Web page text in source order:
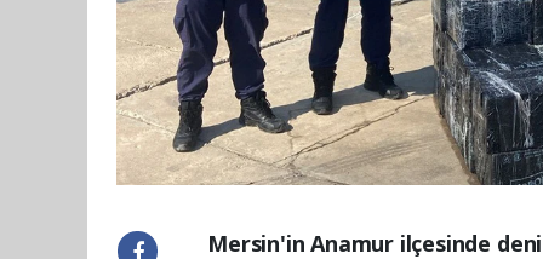
Mersin'in Anamur ilçesinde